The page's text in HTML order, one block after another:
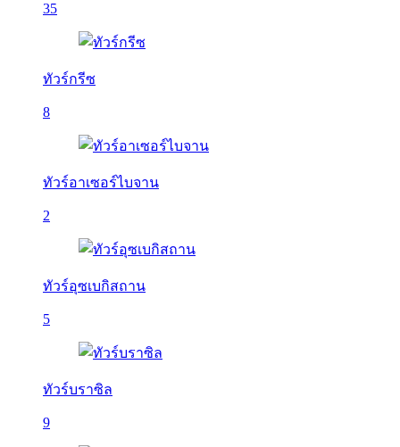
35
ทัวร์กรีซ
8
ทัวร์อาเซอร์ไบจาน
2
ทัวร์อุซเบกิสถาน
5
ทัวร์บราซิล
9